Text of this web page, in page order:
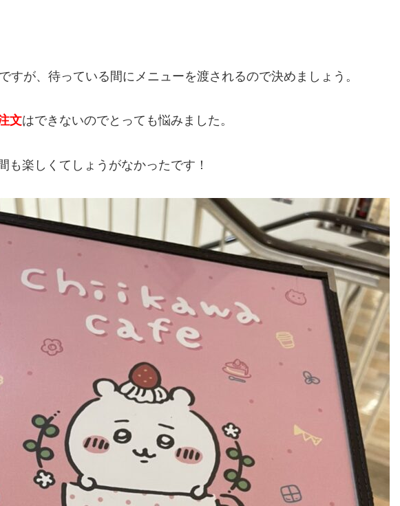
すが、待っている間にメニューを渡されるので決めましょう。
文はできないのでとっても悩みました。
も楽しくてしょうがなかったです！